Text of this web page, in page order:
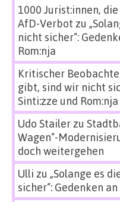
1000 Jurist:innen,
AfD-Verbot zu
nicht sicher“:
Rom:nja
Kritischer
gibt, sind wir nicht
Sinti:zze und Rom:nja
Udo Stailerzu
Wagen“-
doch weitergehen
Ulli zu „Solange es
sicher“: Gedenken